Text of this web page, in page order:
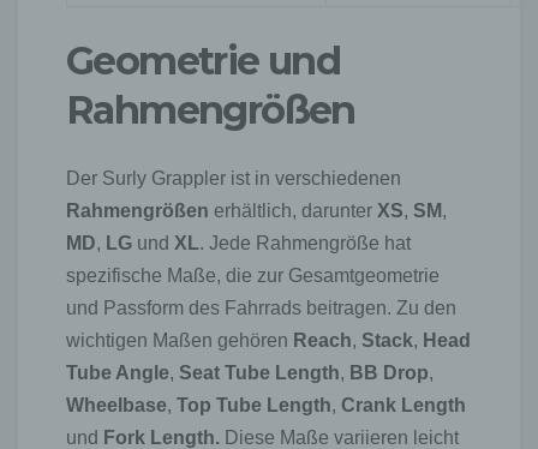
Geometrie und
Rahmengrößen
Der Surly Grappler ist in verschiedenen
Rahmengrößen erhältlich, darunter XS, SM ,
MD, LG und XL. Jede Rahmengröße hat
spezifische Maße, die zur Gesamtgeometrie
und Passform des Fahrrads beitragen. Zu den
wichtigen Maßen gehören Reach, Stack, Head
Tube Angle, Seat Tube Length, BB Drop,
Wheelbase, Top Tube Length, Crank Length
und Fork Length. Diese Maße variieren leicht